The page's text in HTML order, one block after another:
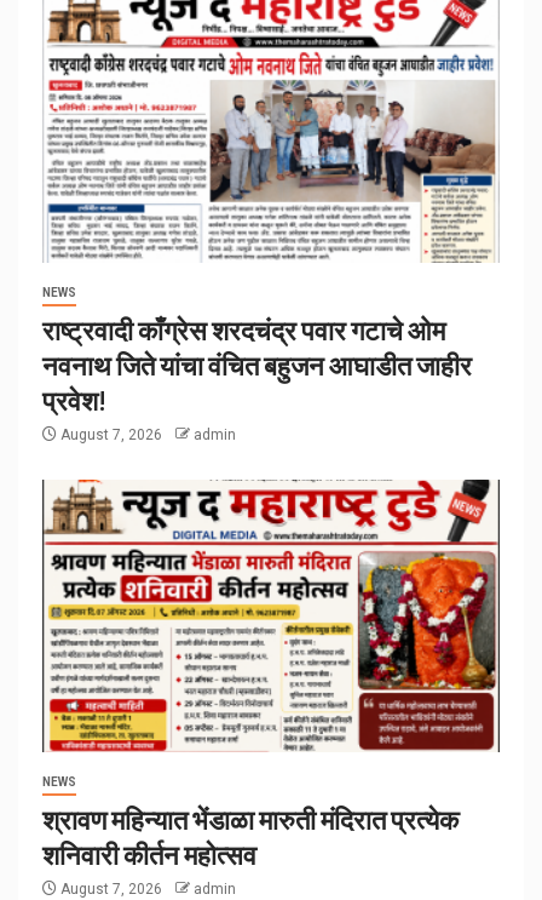
NEWS
राष्ट्रवादी काँग्रेस शरदचंद्र पवार गटाचे ओम
नवनाथ जिते यांचा वंचित बहुजन आघाडीत जाहीर
प्रवेश!
August 7, 2026 admin
NEWS
श्रावण महिन्यात भेंडाळा मारुती मंदिरात प्रत्येक
शनिवारी कीर्तन महोत्सव
August 7, 2026 admin